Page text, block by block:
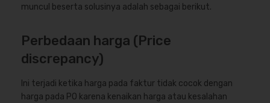
muncul beserta solusinya adalah sebagai berikut.
Perbedaan harga (Price
discrepancy)
Ini terjadi ketika harga pada faktur tidak cocok dengan
harga pada PO karena kenaikan harga atau kesalahan